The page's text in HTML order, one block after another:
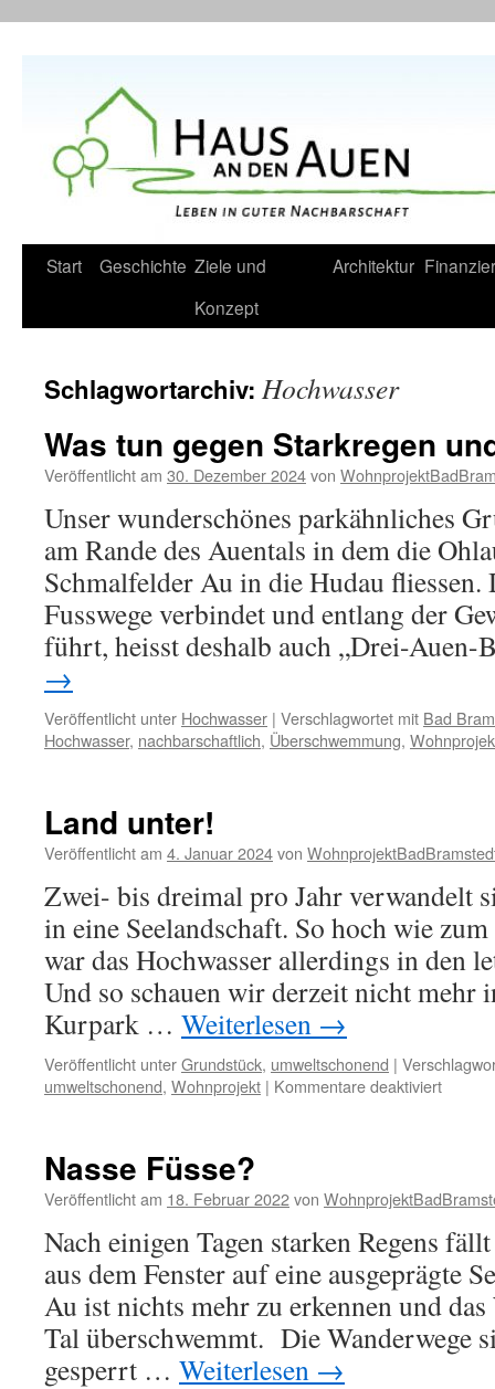
Start Geschichte Ziele und
Konzept
Architektur
Schlagwortarchiv: Hochwasser
Was tun gegen Starkregen
Veröffentlicht am 30. Dezember 2024von
Unser wunderschönes parkähnliches
am Rande des Auentals in dem die
Schmalfelder Au in die Hudau fliessen.
Fusswege verbindet und entlang der
führt, heisst deshalb auch „Drei-
→
Veröffentlicht unter Hochwasser | Verschlagwortet mit Bad
Hochwasser, nachbarschaftlich, Überschwemmung,
Land unter!
Veröffentlicht am 4. Januar 2024von
Zwei- bis dreimal pro Jahr verwandelt
in eine Seelandschaft. So hoch wie
war das Hochwasser allerdings in den
Und so schauen wir derzeit nicht mehr
Kurpark … Weiterlesen →
Veröffentlicht unterGrundstück, umweltschonend |
umweltschonend, Wohnprojekt | Kommentare deaktiviertfür
Nasse Füsse?
Veröffentlicht am 18. Februar 2022von
Nach einigen Tagen starken Regens
aus dem Fenster auf eine ausgeprägte
Au ist nichts mehr zu erkennen und das
Tal überschwemmt. Die Wanderwege
gesperrt … Weiterlesen →